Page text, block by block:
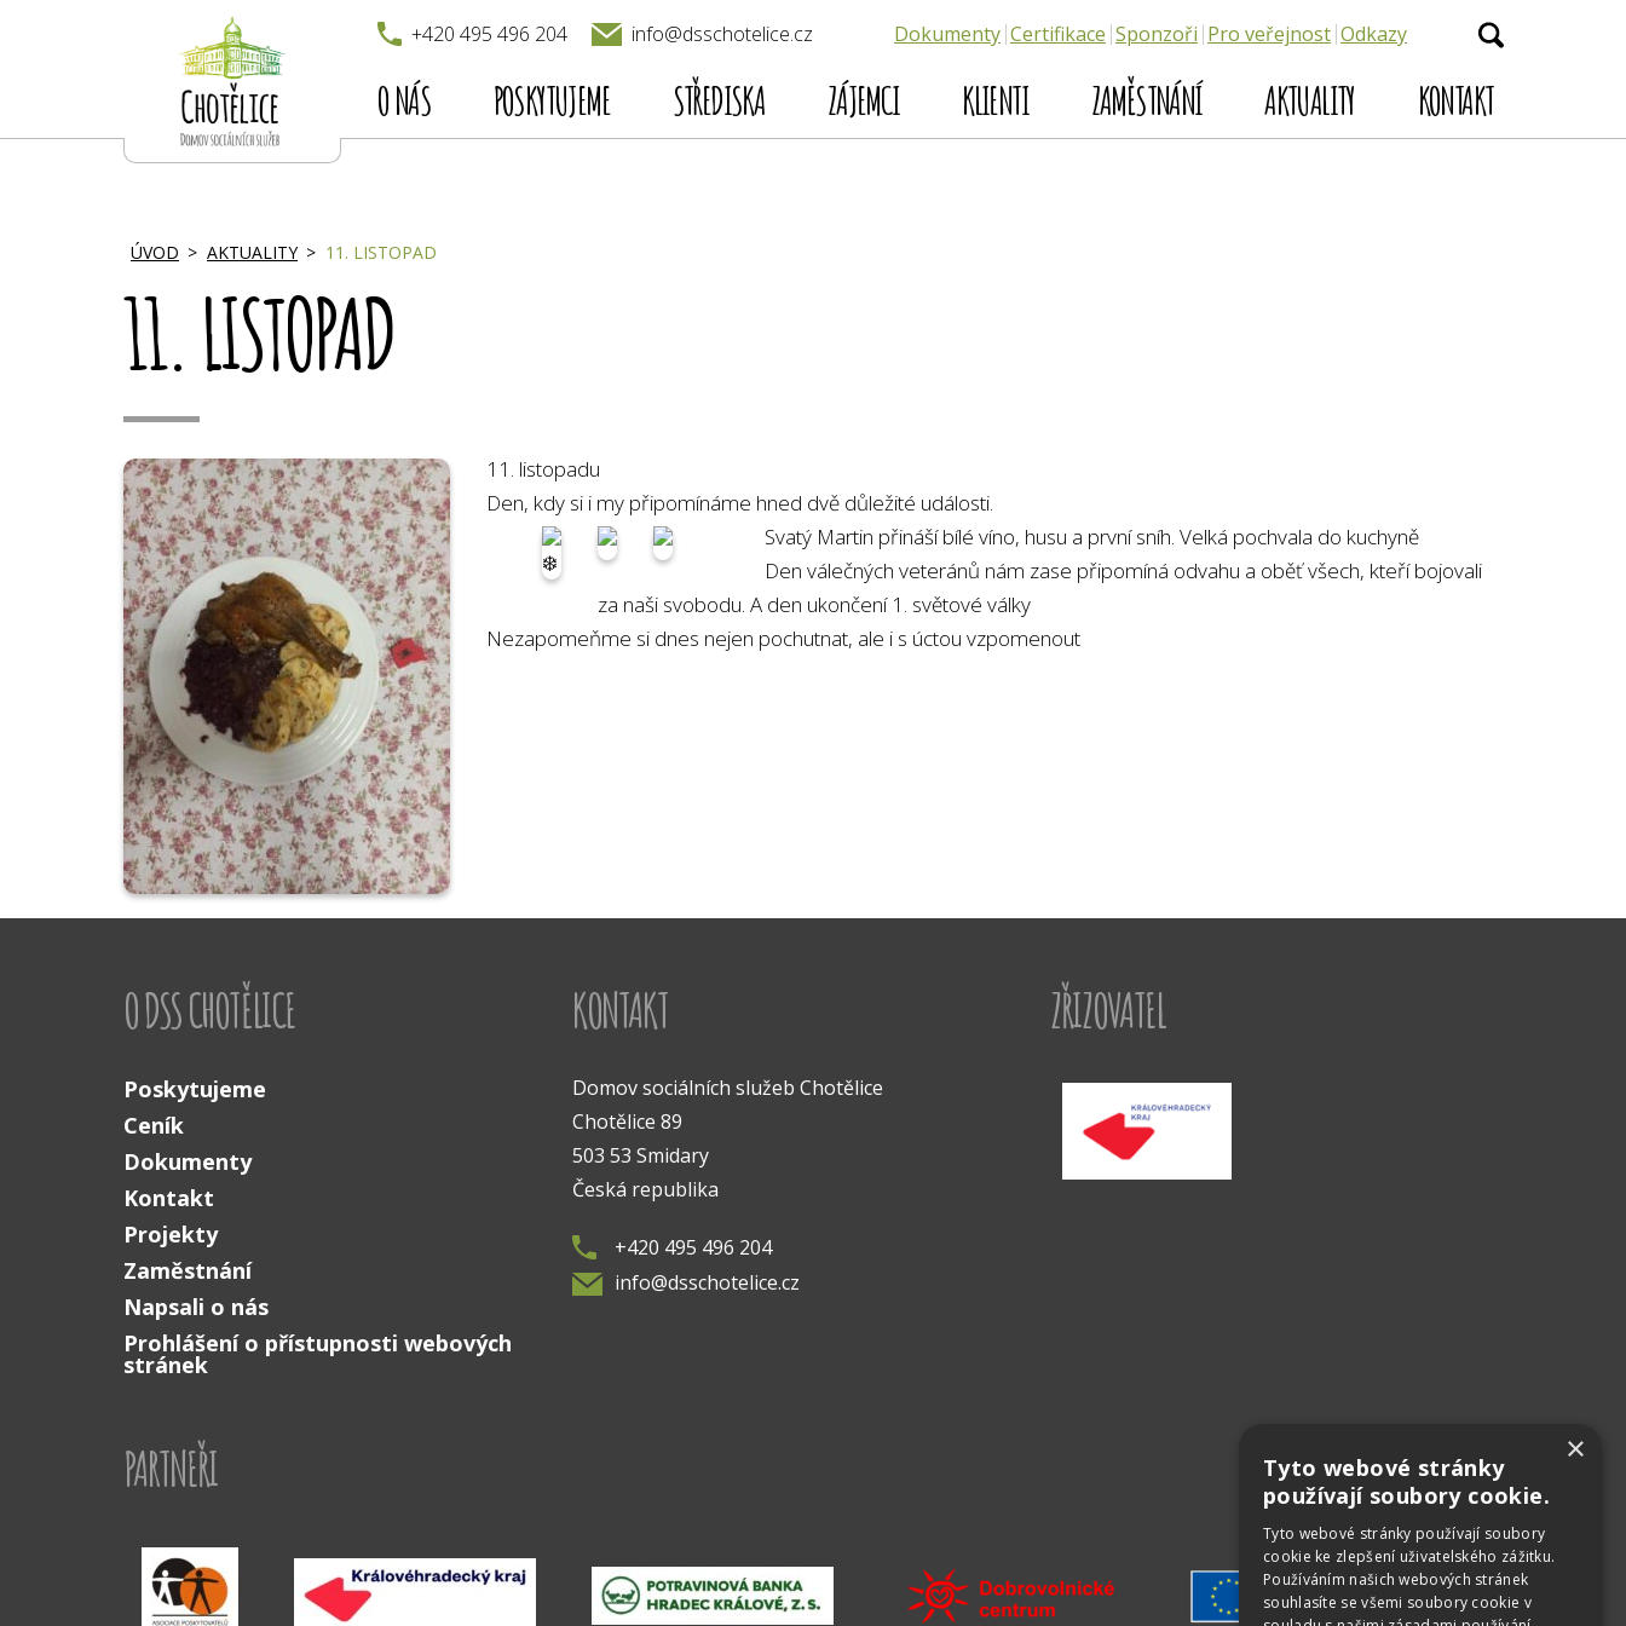
+420 495 496 204 info@dsschotelice.cz
O NÁS POSKYTUJEME STŘEDISKA ZÁJEMCI KLIENTI ZAMĚSTNÁNÍ AKTUALITY KONTAKT
Dokumenty Certifikace Sponzoři Pro veřejnost Odkazy
ÚVOD AKTUALITY 11. LISTOPAD
11. LISTOPAD
11. listopadu
Den, kdy si i my připomínáme hned dvě důležité události.
Svatý Martin přináší bílé víno, husu a první sníh. Velká pochvala do kuchyně
Den válečných veteránů nám zase připomíná odvahu a oběť všech, kteří bojovali
za naši svobodu. A den ukončení 1. světové války
Nezapomeňme si dnes nejen pochutnat, ale i s úctou vzpomenout
O DSS CHOTĚLICE
Poskytujeme
Ceník
Dokumenty
Kontakt
Projekty
Zaměstnání
Napsali o nás
Prohlášení o přístupnosti webových
stránek
KONTAKT
Domov sociálních služeb Chotělice
Chotělice 89
503 53 Smidary
Česká republika
+420 495 496 204
info@dsschotelice.cz
ZŘIZOVATEL
PARTNEŘI ×
Tyto webové stránky
používají soubory cookie.
Tyto webové stránky používají soubory
cookie ke zlepšení uživatelského zážitku.
Používáním našich webových stránek
souhlasíte se všemi soubory cookie v